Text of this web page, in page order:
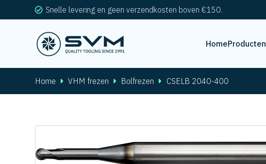
Snelle levering en geen verzendkosten boven €150.
HomeProducten
Home VHM frezen Bolfrezen CSELB 2040-400